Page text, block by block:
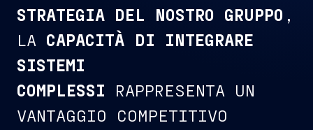
STRATEGIA DEL NOSTRO GRUPPO ,
LA CAPACITÀ DI INTEGRARE
SISTEMI
COMPLESSI RAPPRESENTA UN
VANTAGGIO COMPETITIVO